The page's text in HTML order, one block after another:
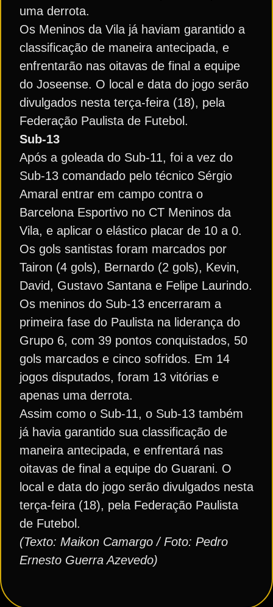
uma derrota.
Os Meninos da Vila já haviam garantido a
classificação de maneira antecipada, e
enfrentarão nas oitavas de final a equipe
do Joseense. O local e data do jogo serão
divulgados nesta terça-feira (18), pela
Federação Paulista de Futebol.
Sub-13
Após a goleada do Sub-11, foi a vez do
Sub-13 comandado pelo técnico Sérgio
Amaral entrar em campo contra o
Barcelona Esportivo no CT Meninos da
Vila, e aplicar o elástico placar de 10 a 0.
Os gols santistas foram marcados por
Tairon (4 gols), Bernardo (2 gols), Kevin,
David, Gustavo Santana e Felipe Laurindo.
Os meninos do Sub-13 encerraram a
primeira fase do Paulista na liderança do
Grupo 6, com 39 pontos conquistados, 50
gols marcados e cinco sofridos. Em 14
jogos disputados, foram 13 vitórias e
apenas uma derrota.
Assim como o Sub-11, o Sub-13 também
já havia garantido sua classificação de
maneira antecipada, e enfrentará nas
oitavas de final a equipe do Guarani. O
local e data do jogo serão divulgados nesta
terça-feira (18), pela Federação Paulista
de Futebol.
(Texto: Maikon Camargo / Foto: Pedro
Ernesto Guerra Azevedo)